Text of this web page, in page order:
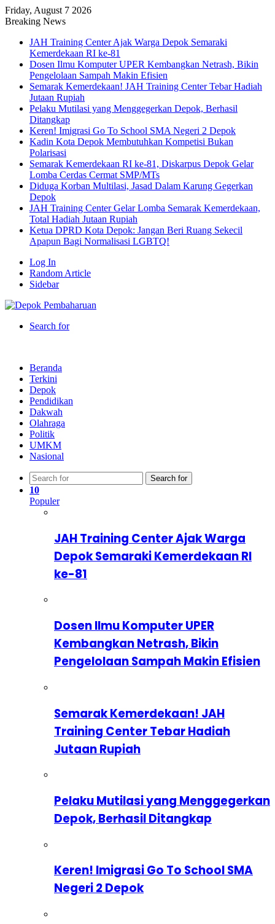
Friday, August 7 2026
Breaking News
JAH Training Center Ajak Warga Depok Semaraki
Kemerdekaan RI ke-81
Dosen Ilmu Komputer UPER Kembangkan Netrash, Bikin
Pengelolaan Sampah Makin Efisien
Semarak Kemerdekaan! JAH Training Center Tebar Hadiah
Jutaan Rupiah
Pelaku Mutilasi yang Menggegerkan Depok, Berhasil
Ditangkap
Keren! Imigrasi Go To School SMA Negeri 2 Depok
Kadin Kota Depok Membutuhkan Kompetisi Bukan
Polarisasi
Semarak Kemerdekaan RI ke-81, Diskarpus Depok Gelar
Lomba Cerdas Cermat SMP/MTs
Diduga Korban Multilasi, Jasad Dalam Karung Gegerkan
Depok
JAH Training Center Gelar Lomba Semarak Kemerdekaan,
Total Hadiah Jutaan Rupiah
Ketua DPRD Kota Depok: Jangan Beri Ruang Sekecil
Apapun Bagi Normalisasi LGBTQ!
Log In
Random Article
Sidebar
Search for
Beranda
Terkini
Depok
Pendidikan
Dakwah
Olahraga
Politik
UMKM
Nasional
Search for
10
Populer
JAH Training Center Ajak Warga
Depok Semaraki Kemerdekaan RI
ke-81
Dosen Ilmu Komputer UPER
Kembangkan Netrash, Bikin
Pengelolaan Sampah Makin Efisien
Semarak Kemerdekaan! JAH
Training Center Tebar Hadiah
Jutaan Rupiah
Pelaku Mutilasi yang Menggegerkan
Depok, Berhasil Ditangkap
Keren! Imigrasi Go To School SMA
Negeri 2 Depok